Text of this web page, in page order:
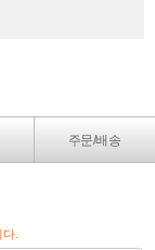
주문/배송
.